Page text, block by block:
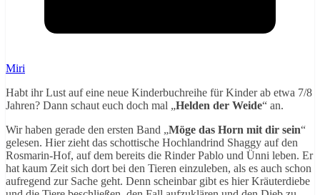
Miri
Habt ihr Lust auf eine neue Kinderbuchreihe für Kinder ab etwa 7/8
Jahren? Dann schaut euch doch mal „Helden der Weide“ an.
Wir haben gerade den ersten Band „Möge das Horn mit dir sein“
gelesen. Hier zieht das schottische Hochlandrind Shaggy auf den
Rosmarin-Hof, auf dem bereits die Rinder Pablo und Ünni leben. Er
hat kaum Zeit sich dort bei den Tieren einzuleben, als es auch schon
aufregend zur Sache geht. Denn scheinbar gibt es hier Kräuterdiebe